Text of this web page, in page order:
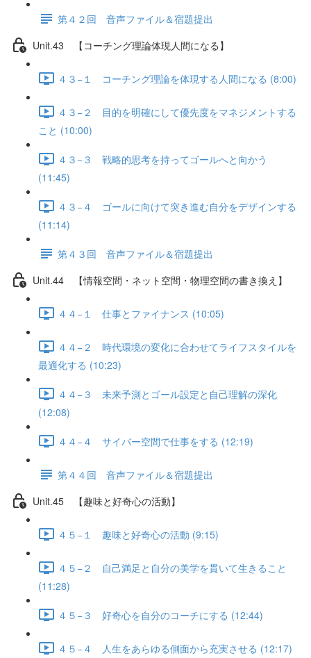
第４２回 音声ファイル＆宿題提出
Unit.43 【コーチング理論体現人間になる】
４３−１ コーチング理論を体現する人間になる (8:00)
４３−２ 目的を明確にして優先度をマネジメントする
こと (10:00)
４３−３ 戦略的思考を持ってゴールへと向かう
(11:45)
４３−４ ゴールに向けて突き進む自分をデザインする
(11:14)
第４３回 音声ファイル＆宿題提出
Unit.44 【情報空間・ネット空間・物理空間の書き換え】
４４−１ 仕事とファイナンス (10:05)
４４−２ 時代環境の変化に合わせてライフスタイルを
最適化する (10:23)
４４−３ 未来予測とゴール設定と自己理解の深化
(12:08)
４４−４ サイバー空間で仕事をする (12:19)
第４４回 音声ファイル＆宿題提出
Unit.45 【趣味と好奇心の活動】
４５−１ 趣味と好奇心の活動 (9:15)
４５−２ 自己満足と自分の美学を貫いて生きること
(11:28)
４５−３ 好奇心を自分のコーチにする (12:44)
４５−４ 人生をあらゆる側面から充実させる (12:17)